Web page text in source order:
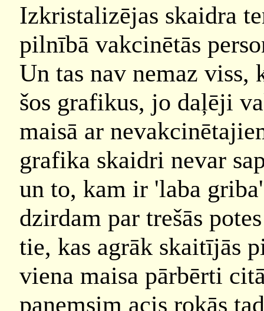
Izkristalizējas skaidra
pilnībā vakcinētās
Un tas nav nemaz viss,
šos grafikus, jo daļēji
maisā ar
grafika skaidri nevar
un to, kam ir 'laba
dzirdam par trešās
tie, kas agrāk skaitījās
viena maisa pārbērti
paņemsim acis rokās